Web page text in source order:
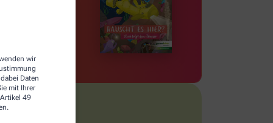
wir
Daten
mit Ihrer
49